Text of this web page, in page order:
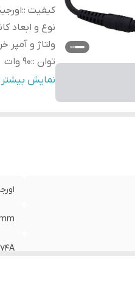
کیفیت ::
نوع و ابعاد
ولتاژ و آمپر
توان ::90 وات
اصالت کالا:
نمایش بیشتر